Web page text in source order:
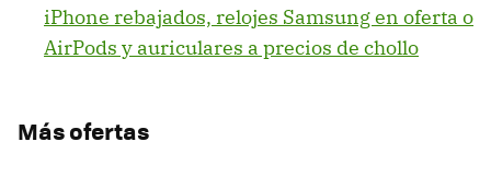
iPhone rebajados, relojes Samsung en oferta o
AirPods y auriculares a precios de chollo
Más ofertas